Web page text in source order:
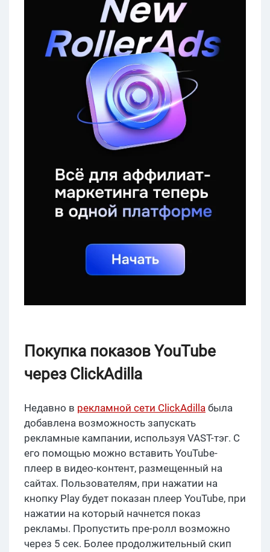
Покупка показов YouTube
через ClickAdilla
Недавно в рекламной сети ClickAdilla была
добавлена возможность запускать
рекламные кампании, используя VAST-тэг. С
его помощью можно вставить YouTube-
плеер в видео-контент, размещенный на
сайтах. Пользователям, при нажатии на
кнопку Play будет показан плеер YouTube, при
нажатии на который начнется показ
рекламы. Пропустить пре-ролл возможно
через 5 сек. Более продолжительный скип